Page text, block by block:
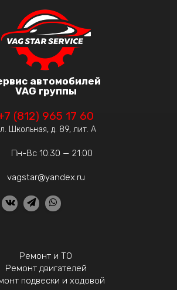
автомобилей
VAG группы
(812) 965 17 60
Школьная, д. 89, лит. А
Пн-Вс 10:30 — 21:00
vagstar@yandex.ru
Ремонт и ТО
Ремонт двигателей
подвески и ходовой